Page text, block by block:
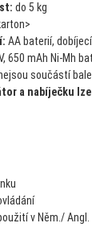
do 5 kg
AA baterií,
650 mAh Ni-Mh
součástí
a nabíječku
v Něm./ Angl.